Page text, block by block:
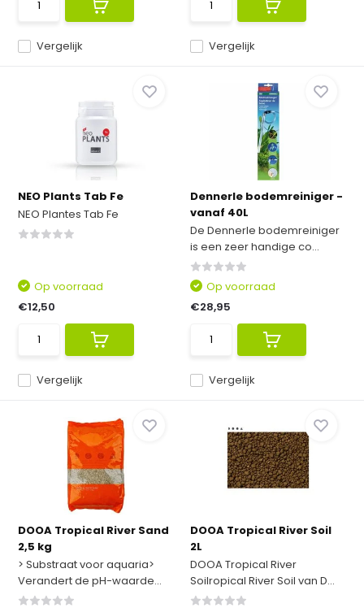
Vergelijk Vergelijk
NEO Plants Tab Fe
NEO Plantes Tab Fe
Vergelijk
Op voorraad
€12,50
Dennerle bodemreiniger -
vanaf 40L
De Dennerle bodemreiniger
is een zeer handige co...
Vergelijk
Op voorraad
€28,95
DOOA Tropical River Sand
2,5 kg
> Substraat voor aquaria>
Verandert de pH-waarde...
DOOA Tropical River Soil
2L
DOOA Tropical River
Soilropical River Soil van D...